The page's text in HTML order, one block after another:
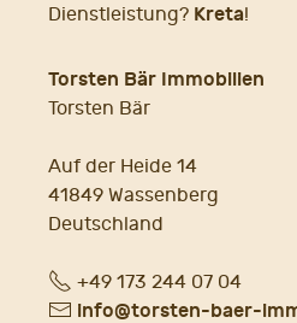
Dienstleistung? Kreta!
Torsten Bär Immobilien
Torsten Bär
Auf der Heide 14
41849 Wassenberg
Deutschland
Fon+49 173 244 07 04
E- info@torsten-baer-